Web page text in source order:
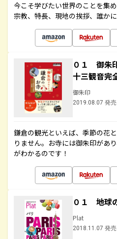
今こそ学びたい世界のことを集
宗教、特長、現地の挨拶、誰か
０１ 御朱
十三観音
御朱印
2019.08.07 発売
鎌倉の観光といえば、季節の花
りません。お寺には御朱印があ
がわかるのです！
０１ 地球
Plat
2018.11.07 発売